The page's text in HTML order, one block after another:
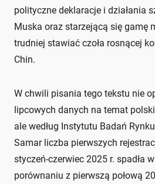
polityczne deklaracje i działania
Muska oraz starzejącą się gamę
trudniej stawiać czoła rosnącej
Chin.
W chwili pisania tego tekstu nie
lipcowych danych na temat
ale według Instytutu Badań
Samar liczba pierwszych
styczeń-czerwiec 2025 r. spadła
porównaniu z pierwszą połową